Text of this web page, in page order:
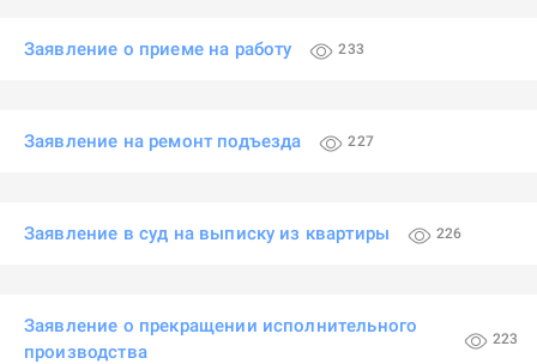
Заявление о приеме на работу 233
Заявление на ремонт подъезда 227
Заявление в суд на выписку из квартиры 226
Заявление о прекращении исполнительного
производства
223